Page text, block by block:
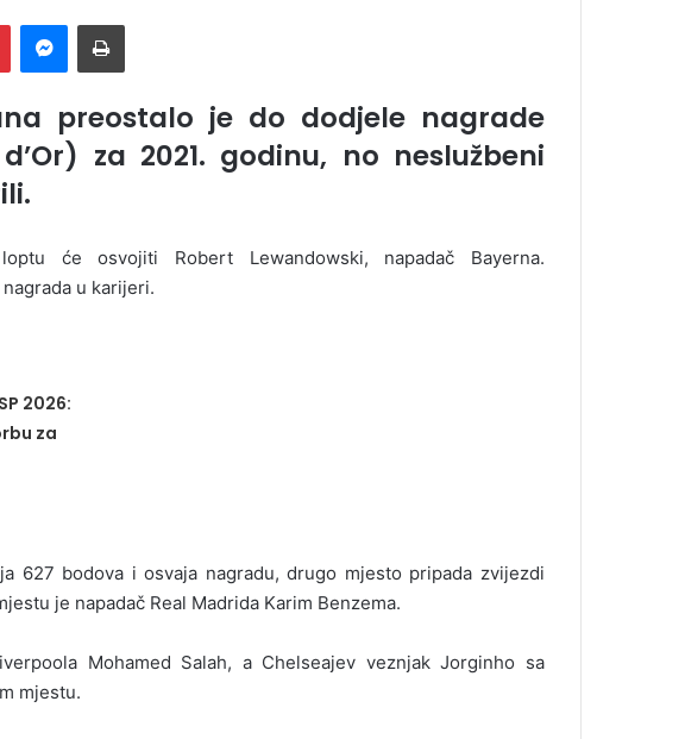
preostalo je do dodjele nagrade
za 2021. godinu, no neslužbeni
će osvojiti Robert Lewandowski, napadač Bayerna.
u karijeri.
2026:
za
627 bodova i osvaja nagradu, drugo mjesto pripada zvijezdi
je napadač Real Madrida Karim Benzema.
Mohamed Salah, a Chelseajev veznjak Jorginho sa
mjestu.